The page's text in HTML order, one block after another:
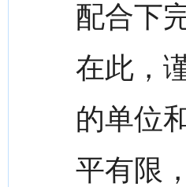
配合下
在此，
的单位
平有限